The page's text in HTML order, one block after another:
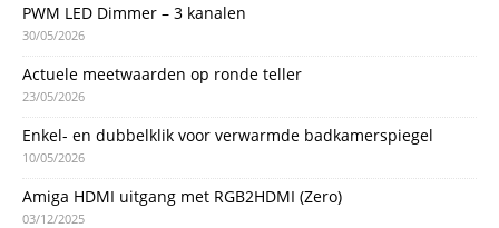
PWM LED Dimmer – 3 kanalen
30/05/2026
Actuele meetwaarden op ronde teller
23/05/2026
Enkel- en dubbelklik voor verwarmde badkamerspiegel
10/05/2026
Amiga HDMI uitgang met RGB2HDMI (Zero)
03/12/2025